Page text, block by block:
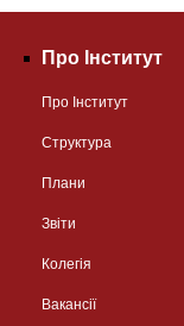
Про Інститут
Про Інститут
Структура
Плани
Звіти
Колегія
Вакансії